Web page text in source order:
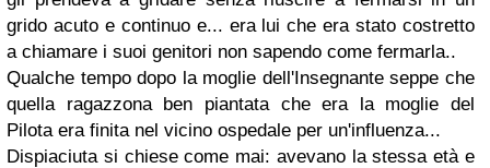
grido acuto e continuo e... era lui che era stato costretto
a chiamare i suoi genitori non sapendo come fermarla..
Qualche tempo dopo la moglie dell'Insegnante seppe che
quella ragazzona ben piantata che era la moglie del
Pilota era finita nel vicino ospedale per un'influenza...
Dispiaciuta si chiese come mai: avevano la stessa età e